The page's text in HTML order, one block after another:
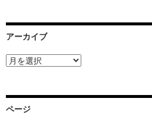
アーカイブ
ア
ー
ブ
ページ